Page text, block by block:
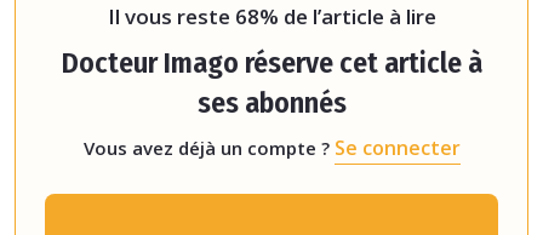
Il vous reste 68% de l’article à lire
Docteur Imago réserve cet article à
ses abonnés
Vous avez déjà un compte ? Se connecter